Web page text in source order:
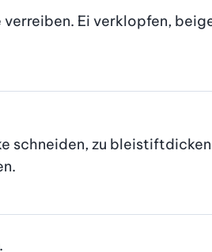
Ei verklopfen,
schneiden, zu